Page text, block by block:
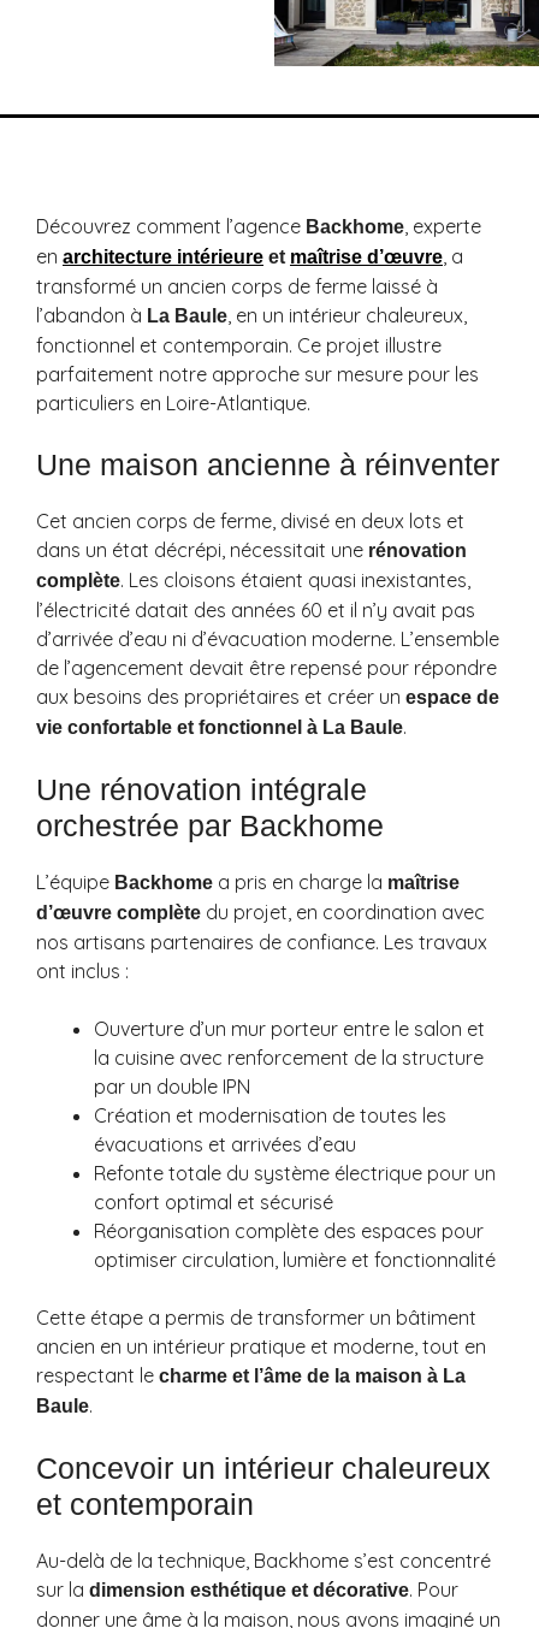
Découvrez comment l’agence Backhome, experte
en architecture intérieure et maîtrise d’œuvre, a
transformé un ancien corps de ferme laissé à
l’abandon à La Baule, en un intérieur chaleureux,
fonctionnel et contemporain. Ce projet illustre
parfaitement notre approche sur mesure pour les
particuliers en Loire-Atlantique.
Une maison ancienne à réinventer
Cet ancien corps de ferme, divisé en deux lots et
dans un état décrépi, nécessitait une rénovation
complète. Les cloisons étaient quasi inexistantes,
l’électricité datait des années 60 et il n’y avait pas
d’arrivée d’eau ni d’évacuation moderne. L’ensemble
de l’agencement devait être repensé pour répondre
aux besoins des propriétaires et créer un espace de
vie confortable et fonctionnel à La Baule.
Une rénovation intégrale
orchestrée par Backhome
L’équipe Backhome a pris en charge la maîtrise
d’œuvre complète du projet, en coordination avec
nos artisans partenaires de confiance. Les travaux
ont inclus :
Ouverture d’un mur porteur entre le salon et
la cuisine avec renforcement de la structure
par un double IPN
Création et modernisation de toutes les
évacuations et arrivées d’eau
Refonte totale du système électrique pour un
confort optimal et sécurisé
Réorganisation complète des espaces pour
optimiser circulation, lumière et fonctionnalité
Cette étape a permis de transformer un bâtiment
ancien en un intérieur pratique et moderne, tout en
respectant le charme et l’âme de la maison à La
Baule.
Concevoir un intérieur chaleureux
et contemporain
Au-delà de la technique, Backhome s’est concentré
sur la dimension esthétique et décorative. Pour
donner une âme à la maison, nous avons imaginé un